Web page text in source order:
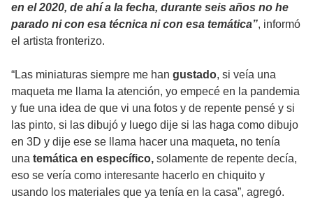
en el 2020, de ahí a la fecha, durante seis años no he
parado ni con esa técnica ni con esa temática”, informó
el artista fronterizo.
“Las miniaturas siempre me han gustado, si veía una
maqueta me llama la atención, yo empecé en la pandemia
y fue una idea de que vi una fotos y de repente pensé y si
las pinto, si las dibujó y luego dije si las haga como dibujo
en 3D y dije ese se llama hacer una maqueta, no tenía
una temática en específico, solamente de repente decía,
eso se vería como interesante hacerlo en chiquito y
usando los materiales que ya tenía en la casa”, agregó.